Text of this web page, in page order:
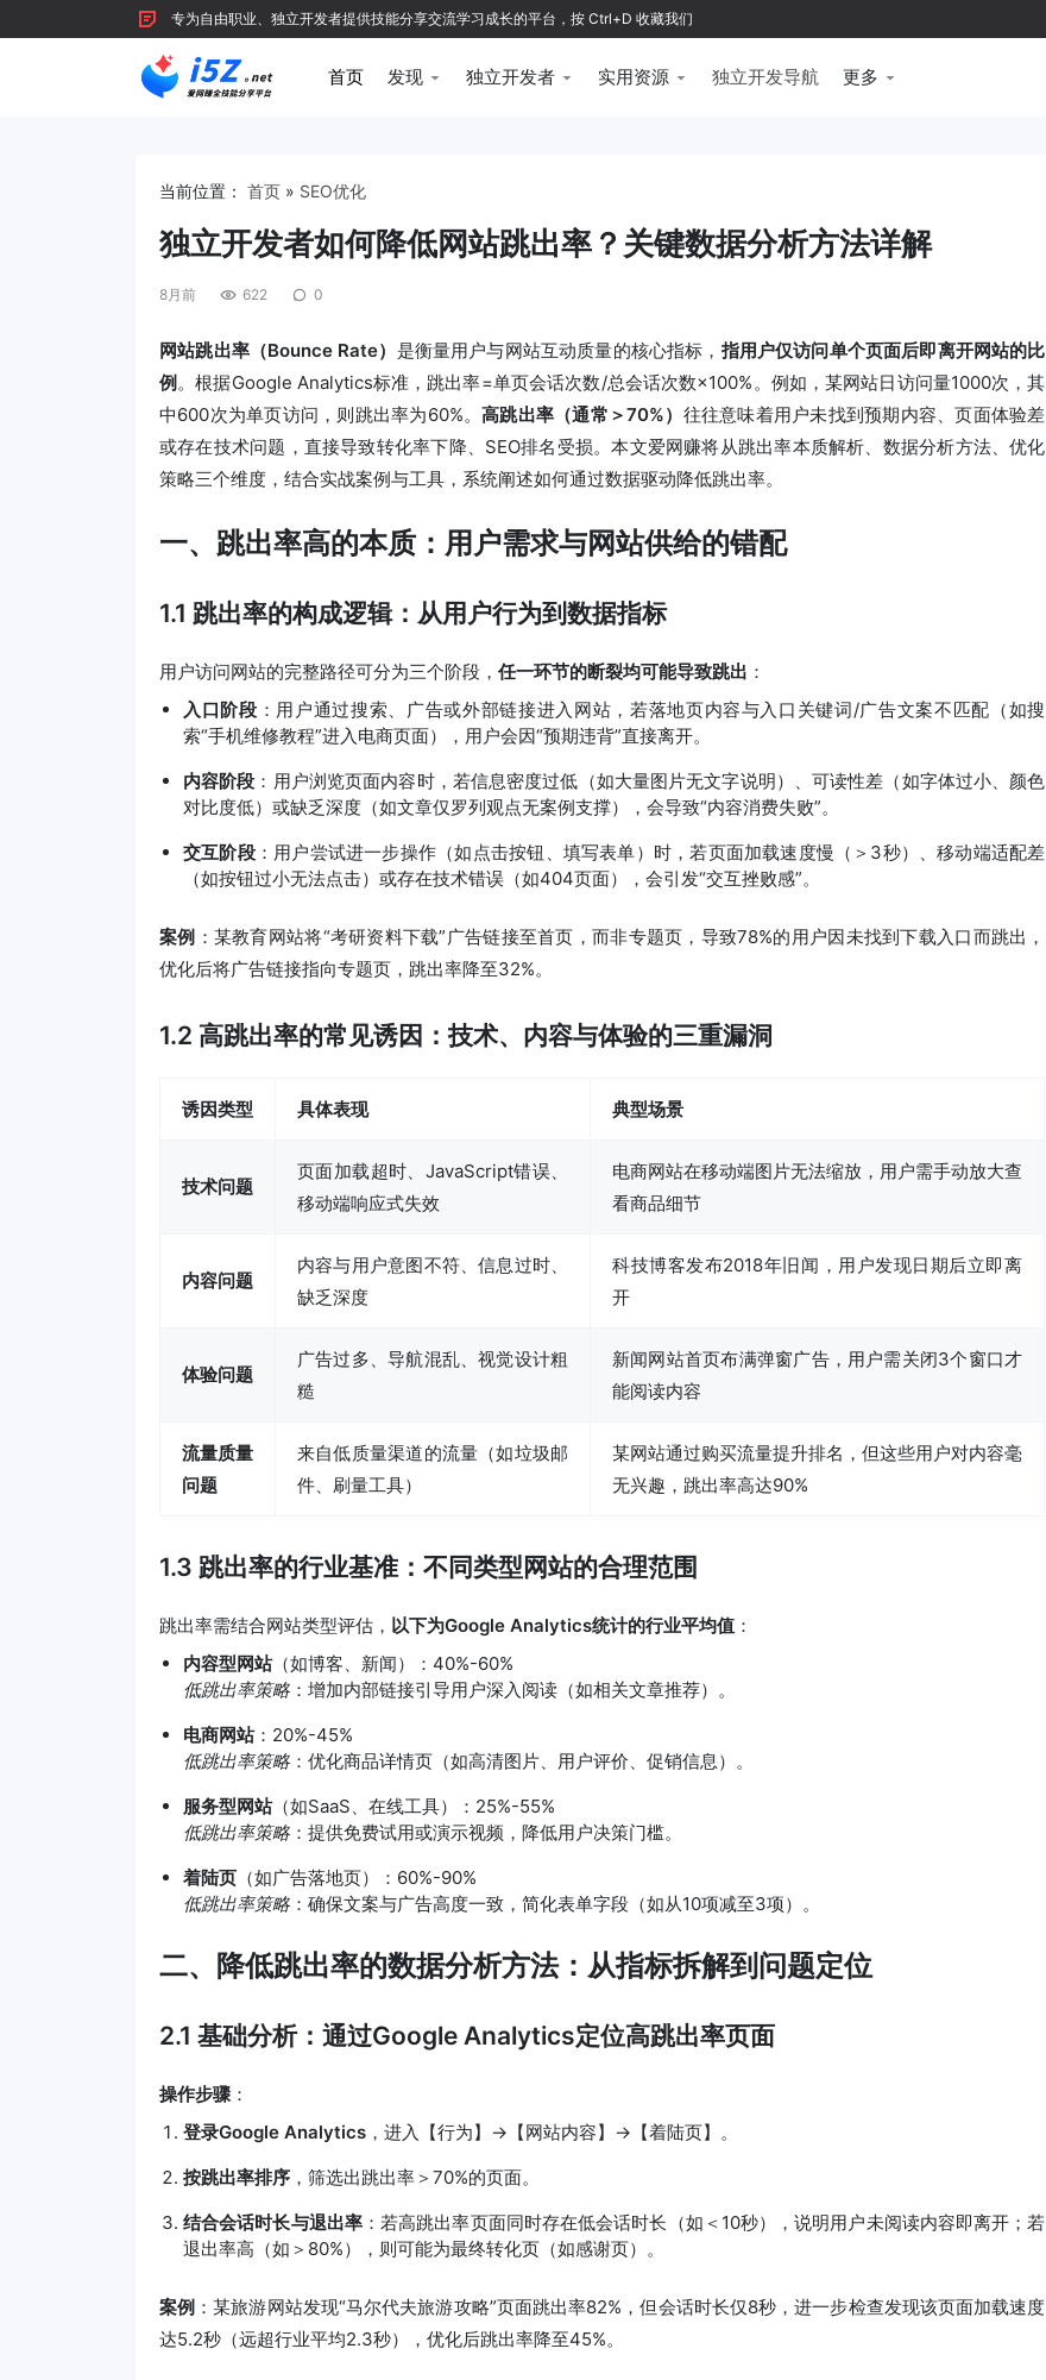
专为自由职业、独立开发者提供技能分享交流学习成长的平台，按 Ctrl+D 收藏我们
首页 发现 独立开发者 实用资源 独立开发导航 更多
当前位置： 首页 » SEO优化
独立开发者如何降低网站跳出率？关键数据分析方法详解
8月前 622 0
网站跳出率（Bounce Rate） 是衡量用户与网站互动质量的核心指标， 指用户仅访问单个页面后即离开网站的比
例。根据Google Analytics标准，跳出率=单页会话次数/总会话次数×100%。例如，某网站日访问量1000次，其
中600次为单页访问，则跳出率为60%。高跳出率（通常＞70%） 往往意味着用户未找到预期内容、页面体验差
或存在技术问题，直接导致转化率下降、SEO排名受损。本文爱网赚将从跳出率本质解析、数据分析方法、优化
策略三个维度，结合实战案例与工具，系统阐述如何通过数据驱动降低跳出率。
一、跳出率高的本质：用户需求与网站供给的错配
1.1 跳出率的构成逻辑：从用户行为到数据指标
用户访问网站的完整路径可分为三个阶段， 任一环节的断裂均可能导致跳出 ：
入口阶段 ：用户通过搜索、广告或外部链接进入网站，若落地页内容与入口关键词/广告文案不匹配（如搜
索“手机维修教程”进入电商页面），用户会因“预期违背”直接离开。
内容阶段 ：用户浏览页面内容时，若信息密度过低（如大量图片无文字说明）、可读性差（如字体过小、颜色
对比度低）或缺乏深度（如文章仅罗列观点无案例支撑），会导致“内容消费失败”。
交互阶段：用户尝试进一步操作（如点击按钮、填写表单）时，若页面加载速度慢（＞3秒）、移动端适配差
（如按钮过小无法点击）或存在技术错误（如404页面），会引发“交互挫败感”。
案例 ：某教育网站将“考研资料下载”广告链接至首页，而非专题页，导致78%的用户因未找到下载入口而跳出，
优化后将广告链接指向专题页，跳出率降至32%。
1.2 高跳出率的常见诱因：技术、内容与体验的三重漏洞
诱因类型 具体表现 典型场景
技术问题
页面加载超时、JavaScript错误、
移动端响应式失效
电商网站在移动端图片无法缩放，用户需手动放大查
看商品细节
内容问题
内容与用户意图不符、信息过时、
缺乏深度
科技博客发布2018年旧闻，用户发现日期后立即离
开
体验问题
广告过多、导航混乱、视觉设计粗
糙
新闻网站首页布满弹窗广告，用户需关闭3个窗口才
能阅读内容
流量质量
问题
来自低质量渠道的流量（如垃圾邮
件、刷量工具）
某网站通过购买流量提升排名，但这些用户对内容毫
无兴趣，跳出率高达90%
1.3 跳出率的行业基准：不同类型网站的合理范围
跳出率需结合网站类型评估， 以下为Google Analytics统计的行业平均值 ：
内容型网站（如博客、新闻）：40%-60%
低跳出率策略 ：增加内部链接引导用户深入阅读（如相关文章推荐）。
电商网站：20%-45%
低跳出率策略 ：优化商品详情页（如高清图片、用户评价、促销信息）。
服务型网站（如SaaS、在线工具）：25%-55%
低跳出率策略 ：提供免费试用或演示视频，降低用户决策门槛。
着陆页 （如广告落地页）：60%-90%
低跳出率策略 ：确保文案与广告高度一致，简化表单字段（如从10项减至3项）。
二、降低跳出率的数据分析方法：从指标拆解到问题定位
2.1 基础分析：通过Google Analytics定位高跳出率页面
操作步骤：
登录Google Analytics ，进入【行为】→【网站内容】→【着陆页】。
按跳出率排序 ，筛选出跳出率＞70%的页面。
结合会话时长与退出率：若高跳出率页面同时存在低会话时长（如＜10秒），说明用户未阅读内容即离开；若
退出率高（如＞80%），则可能为最终转化页（如感谢页）。
案例 ：某旅游网站发现“马尔代夫旅游攻略”页面跳出率82%，但会话时长仅8秒，进一步检查发现该页面加载速度
达5.2秒（远超行业平均2.3秒），优化后跳出率降至45%。